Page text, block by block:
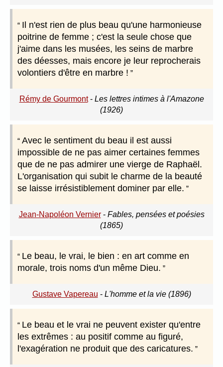
Il n'est rien de plus beau qu'une harmonieuse
poitrine de femme ; c'est la seule chose que
j'aime dans les musées, les seins de marbre
des déesses, mais encore je leur reprocherais
volontiers d'être en marbre !
Rémy de Gourmont- Les lettres intimes à l'Amazone
(1926)
Avec le sentiment du beau il est aussi
impossible de ne pas aimer certaines femmes
que de ne pas admirer une vierge de Raphaël.
L'organisation qui subit le charme de la beauté
se laisse irrésistiblement dominer par elle.
Jean-Napoléon Vernier- Fables, pensées et poésies
(1865)
Le beau, le vrai, le bien : en art comme en
morale, trois noms d'un même Dieu.
Gustave Vapereau - L'homme et la vie (1896)
Le beau et le vrai ne peuvent exister qu'entre
les extrêmes : au positif comme au figuré,
l'exagération ne produit que des caricatures.